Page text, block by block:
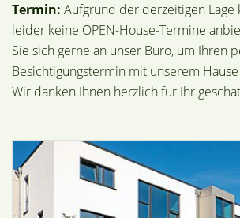
Termin: Aufgrund der derzeitigen Lage
leider keine OPEN-House-Termine
Sie sich gerne an unser Büro, um Ihren
Besichtigungstermin mit unserem
Wir danken Ihnen herzlich für Ihr